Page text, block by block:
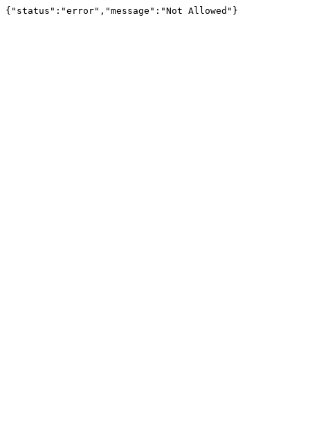
{"status":"error","message":"Not Allowed"}